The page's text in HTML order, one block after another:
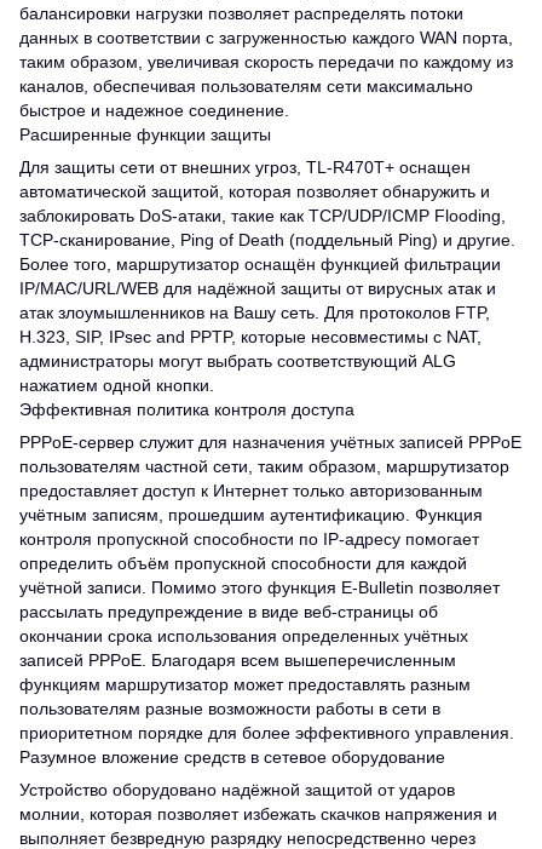
балансировки нагрузки позволяет распределять потоки
данных в соответствии с загруженностью каждого WAN порта,
таким образом, увеличивая скорость передачи по каждому из
каналов, обеспечивая пользователям сети максимально
быстрое и надежное соединение.
Расширенные функции защиты
Для защиты сети от внешних угроз, TL-R470T+ оснащен
автоматической защитой, которая позволяет обнаружить и
заблокировать DoS-атаки, такие как TCP/UDP/ICMP Flooding,
TCP-сканирование, Ping of Death (поддельный Ping) и другие.
Более того, маршрутизатор оснащён функцией фильтрации
IP/MAC/URL/WEB для надёжной защиты от вирусных атак и
атак злоумышленников на Вашу сеть. Для протоколов FTP,
H.323, SIP, IPsec and PPTP, которые несовместимы с NAT,
администраторы могут выбрать соответствующий ALG
нажатием одной кнопки.
Эффективная политика контроля доступа
PPPoE-сервер служит для назначения учётных записей PPPoE
пользователям частной сети, таким образом, маршрутизатор
предоставляет доступ к Интернет только авторизованным
учётным записям, прошедшим аутентификацию. Функция
контроля пропускной способности по IP-адресу помогает
определить объём пропускной способности для каждой
учётной записи. Помимо этого функция E-Bulletin позволяет
рассылать предупреждение в виде веб-страницы об
окончании срока использования определенных учётных
записей PPPoE. Благодаря всем вышеперечисленным
функциям маршрутизатор может предоставлять разным
пользователям разные возможности работы в сети в
приоритетном порядке для более эффективного управления.
Разумное вложение средств в сетевое оборудование
Устройство оборудовано надёжной защитой от ударов
молнии, которая позволяет избежать скачков напряжения и
выполняет безвредную разрядку непосредственно через